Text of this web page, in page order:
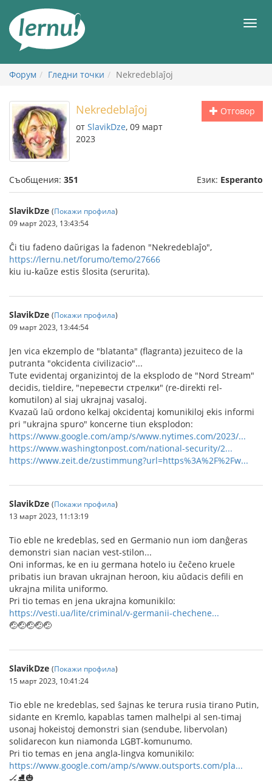
съдържанието
Форум Гледни точки Nekredeblaĵoj
Отговор
Nekredeblaĵoj
от SlavikDze, 09 март
2023
Съобщения: 351 Език: Esperanto
SlavikDze (Покажи профила)
09 март 2023, 13:43:54
Ĉi tiu fadeno daŭrigas la fadenon "Nekredeblaĵo",
https://lernu.net/forumo/temo/27666
kiu iu-kaŭze estis ŝlosita (serurita).
SlavikDze (Покажи профила)
09 март 2023, 13:44:54
Jen vica ekzemplo de "blatanta" (flagranta) jezuiteco de la
putranta "okcidenta civilizacio"...
Tute evidentaj organizintoj de la eksplodo de "Nord Stream"
decidis, tieldire, "перевести стрелки" (re-direkti rel-
komutilon) al siaj ukrajnaj vasaloj.
Kvazaŭ laŭ ordono kelkaj okcidentaj komunikiloj ekis informi
pri "ukrajna spuro" koncerne tiun eksplodon:
https://www.google.com/amp/s/www.nytimes.com/2023/...
https://www.washingtonpost.com/national-security/2...
https://www.zeit.de/zustimmung?url=https%3A%2F%2Fw...
SlavikDze (Покажи профила)
13 март 2023, 11:13:19
Tio eble ne kredeblas, sed en Germanio nun iom danĝeras
demonstri sian nacian vest-stilon...
Oni informas, ke en iu germana hotelo iu ĉeĉeno kruele
pribatis iun bravan ukrajnan heroon, kiu aŭdacis defili en
ukrajna milita uniformo.
Pri tio temas en jena ukrajna komunikilo:
https://vesti.ua/lite/criminal/v-germanii-chechene...
🤕🤕🤕🤕🤕
SlavikDze (Покажи профила)
15 март 2023, 10:41:24
Tio eble ne kredeblas, sed ŝajnas ke terura rusia tirano Putin,
sidante en Kremlo, kapablas tamen malhelpi al sen-timaj
usonaj hokeistoj demonstri sian (sendube, libervolan)
solidarecon kun niamonda LGBT-komunumo.
Pri tio temas en jena angla-lingva komunikilo:
https://www.google.com/amp/s/www.outsports.com/pla...
🏒⛸️🎃